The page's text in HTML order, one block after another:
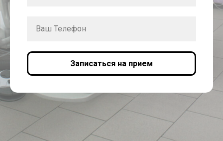
Записаться на прием